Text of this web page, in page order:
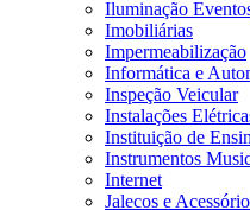
Iluminação
Imobiliárias
Impermeabilização
Informática e
Inspeção Veicular
Instalações
Instituição de
Instrumentos
Internet
Jalecos e